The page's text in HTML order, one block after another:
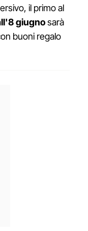
il primo al
giugnosarà
buoni regalo